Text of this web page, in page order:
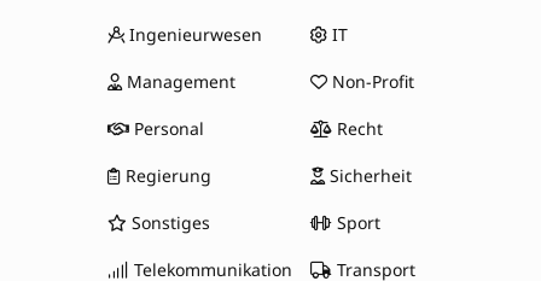
Ingenieurwesen IT
Management Non-Profit
Personal Recht
Regierung Sicherheit
Sonstiges Sport
Telekommunikation Transport